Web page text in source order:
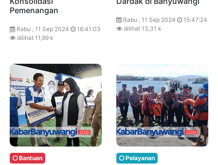
Pemenangan
Rabu , 11 Sep 2024
16:41:03
dilihat 11,99 k
Rabu , 11 Sep 2024
15:47:24
dilihat 13,31 k
Bantuan Pelayanan